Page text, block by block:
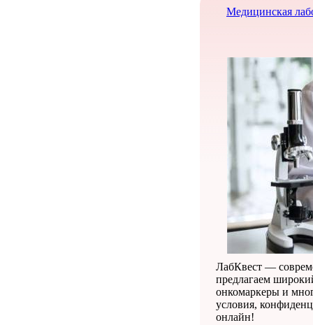
Медицинская
ЛабКвест —
предлагаем
онкомаркеры и
условия,
онлайн!